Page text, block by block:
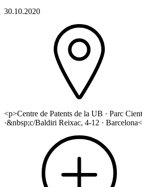
30.10.2020
<p>Centre de Patents de la UB · Parc
·&nbsp;c/Baldiri Reixac, 4-12 ·